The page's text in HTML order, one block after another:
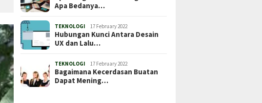
Apa Bedanya…
TEKNOLOGI 17 February 2022
Hubungan Kunci Antara Desain
UX dan Lalu…
TEKNOLOGI 17 February 2022
Bagaimana Kecerdasan Buatan
Dapat Mening…